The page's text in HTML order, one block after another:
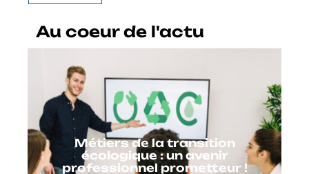
Au coeur de l'actu
Métiers de la transition
écologique : un avenir
professionnel prometteur !